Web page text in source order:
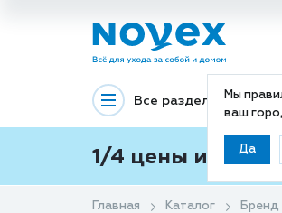
Мы
ваш
Да
Все разделы
1/4 цены и
Главная Каталог